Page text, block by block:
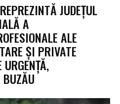
JUDEȚUL
A
ALE
ȘI PRIVATE